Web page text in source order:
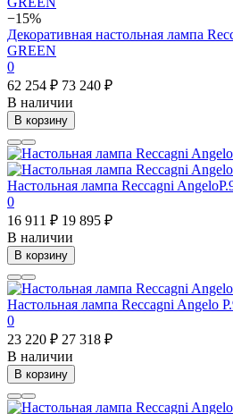
−15%
Декоративная настольная лампа
GREEN
0
62 254 ₽ 73 240 ₽
В наличии
В корзину
Настольная лампа Reccagni
0
16 911 ₽ 19 895 ₽
В наличии
В корзину
Настольная лампа Reccagni Angelo
0
23 220 ₽ 27 318 ₽
В наличии
В корзину